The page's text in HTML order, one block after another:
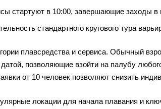
стартуют в 10:00, завершающие заходы в
стандартного кругового тура
плавсредства и сервиса. Обычный
позволяющие взойти на палубу
от 10 человек позволяют снизить
локации для начала плавания и